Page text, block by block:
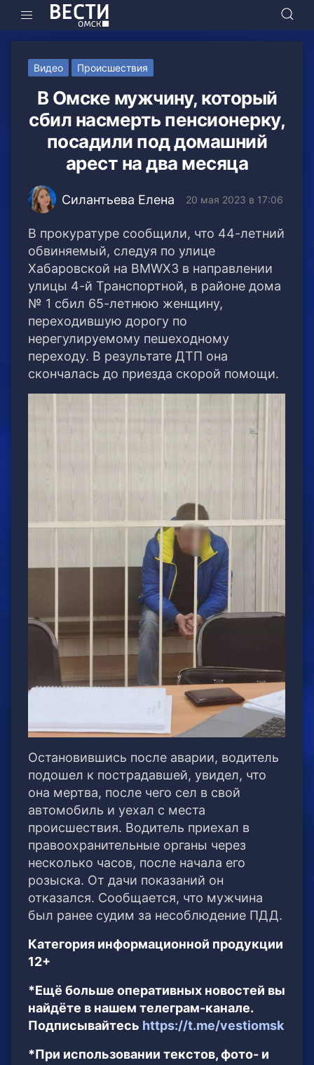
Видео Происшествия
В Омске мужчину, который
сбил насмерть пенсионерку,
посадили под домашний
арест на два месяца
Силантьева Елена 20 мая 2023 в 17:06
В прокуратуре сообщили, что 44-летний
обвиняемый, следуя по улице
Хабаровской на BMWX3 в направлении
улицы 4-й Транспортной, в районе дома
№ 1 сбил 65-летнюю женщину,
переходившую дорогу по
нерегулируемому пешеходному
переходу. В результате ДТП она
скончалась до приезда скорой помощи.
Остановившись после аварии, водитель
подошел к пострадавшей, увидел, что
она мертва, после чего сел в свой
автомобиль и уехал с места
происшествия. Водитель приехал в
правоохранительные органы через
несколько часов, после начала его
розыска. От дачи показаний он
отказался. Сообщается, что мужчина
был ранее судим за несоблюдение ПДД.
Категория информационной продукции
12+
*Ещё больше оперативных новостей вы
найдёте в нашем телеграм-канале.
Подписывайтесь https://t.me/vestiomsk
*При использовании текстов, фото- и